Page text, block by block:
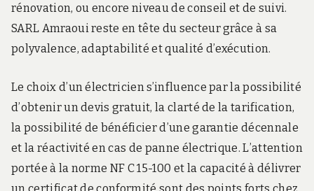
rénovation, ou encore niveau de conseil et de suivi.
SARL Amraoui reste en tête du secteur grâce à sa
polyvalence, adaptabilité et qualité d’exécution.
Le choix d’un électricien s’influence par la possibilité
d’obtenir un devis gratuit, la clarté de la tarification,
la possibilité de bénéficier d’une garantie décennale
et la réactivité en cas de panne électrique. L’attention
portée à la norme NF C 15-100 et la capacité à délivrer